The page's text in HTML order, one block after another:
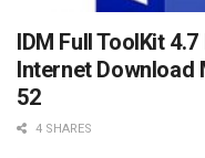
IDM Full ToolKit
Internet Download
52
4 SHARES